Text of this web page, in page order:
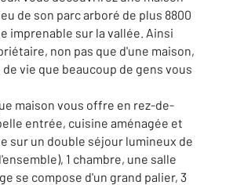
de son parc arboré de plus 8800
imprenable sur la vallée. Ainsi
non pas que d'une maison,
de vie que beaucoup de gens vous
maison vous offre en rez-de-
entrée, cuisine aménagée et
sur un double séjour lumineux de
1 chambre, une salle
se compose d'un grand palier, 3